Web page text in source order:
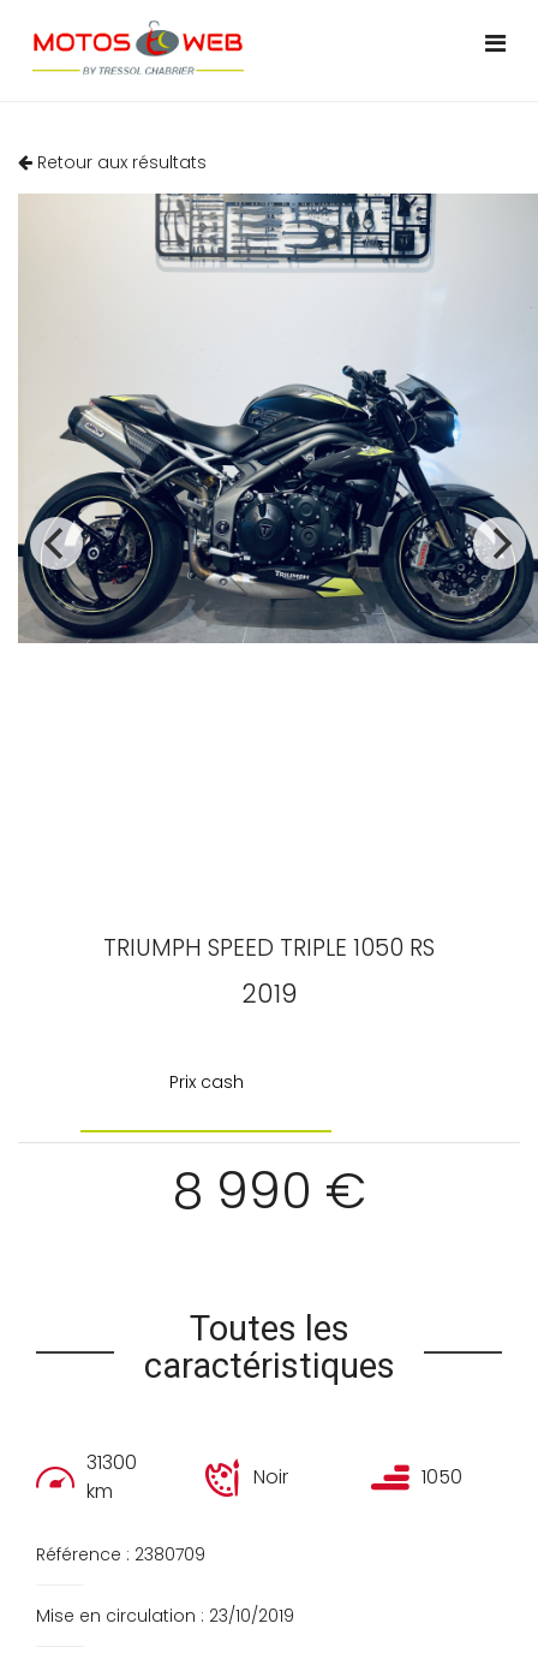
Retour aux résultats
TRIUMPH SPEED TRIPLE 1050 RS
2019
Prix cash
8 990 €
Toutes les
caractéristiques
31300
km
Noir 1050
Référence : 2380709
Mise en circulation : 23/10/2019